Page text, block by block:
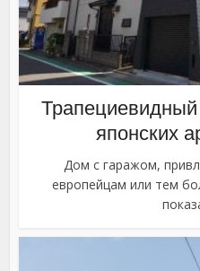
японских
Дом с гаражом,
европейцам или тем